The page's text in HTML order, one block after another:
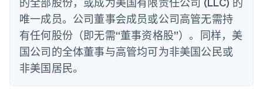
唯一成员。公司董事会成员或公司高管无需持
有任何股份（即无需“董事资格股”）。同样，美
国公司的全体董事与高管均可为非美国公民或
非美国居民。
保加利亚
English
比利时
Nederlands FrançaisDeutschEnglish
波兰
English
丹麦